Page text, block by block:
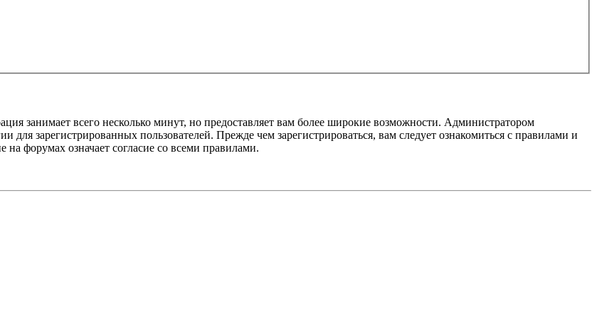
занимает всего несколько минут, но предоставляет вам более широкие возможности. Администратором
зарегистрированных пользователей. Прежде чем зарегистрироваться, вам следует ознакомиться с правилами и
форумах означает согласие со всеми правилами.